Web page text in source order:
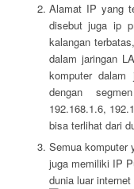
Alamat IP yang
disebut juga ip
kalangan
dalam jaringan
komputer
dengan
192.168.1.6,
bisa terlihat dari
Semua komputer
juga memiliki IP
dunia luar internet